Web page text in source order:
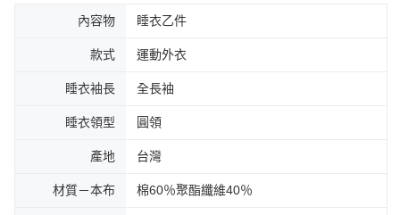
內容物 睡衣乙件
款式 運動外衣
睡衣袖長 全長袖
睡衣領型 圓領
產地 台灣
材質－本布 棉60％聚酯纖維40％